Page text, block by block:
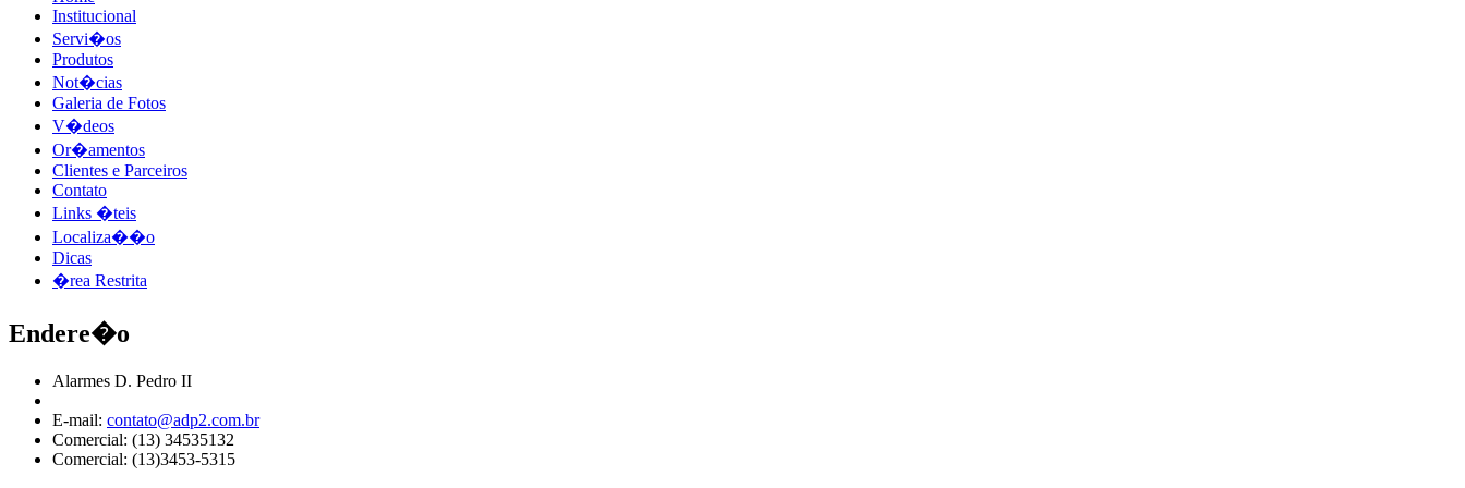
Institucional
Servi�os
Produtos
Not�cias
Galeria de Fotos
V�deos
Or�amentos
Clientes e Parceiros
Contato
Links �teis
Localiza��o
Dicas
�rea Restrita
Endere�o
Alarmes D. Pedro II
E-mail: contato@adp2.com.br
Comercial: (13) 34535132
Comercial: (13)3453-5315